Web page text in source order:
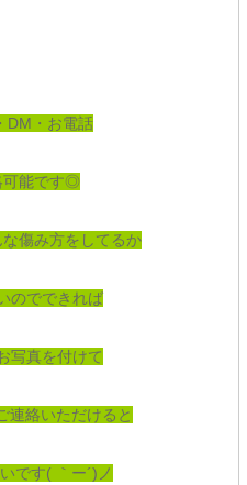
DM・お電話
可能です◎
傷み方をしてるか
のでできれば
写真を付けて
連絡いただけると
です( ｀ー´)ノ